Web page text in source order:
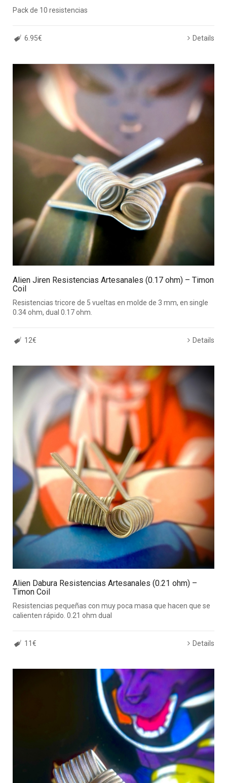
Pack de 10 resistencias
6.95€ Details
Alien Jiren Resistencias Artesanales (0.17 ohm) – Timon
Coil
Resistencias tricore de 5 vueltas en molde de 3 mm, en single
0.34 ohm, dual 0.17 ohm.
12€ Details
Alien Dabura Resistencias Artesanales (0.21 ohm) –
Timon Coil
Resistencias pequeñas con muy poca masa que hacen que se
calienten rápido. 0.21 ohm dual
11€ Details